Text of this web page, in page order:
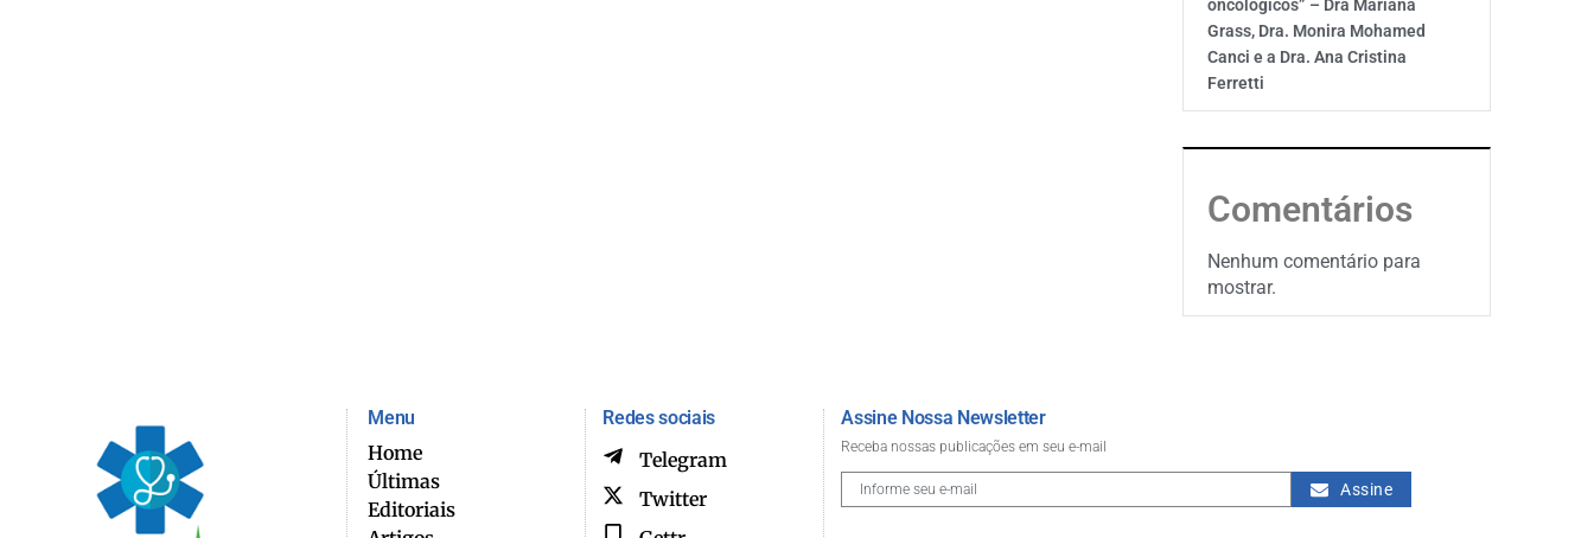
oncológicos” – Dra Mariana
Grass, Dra. Monira Mohamed
Canci e a Dra. Ana Cristina
Ferretti
Comentários
Nenhum comentário para
mostrar.
Menu
Home
Últimas
Editoriais
Redes sociais
Telegram
Twitter
Assine Nossa Newsletter
Receba nossas publicações em seu e-mail
Assine